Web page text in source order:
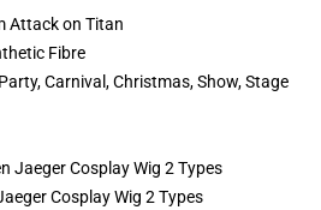
Attack on Titan
Fibre
Carnival, Christmas, Show, Stage
Cosplay Wig 2 Types